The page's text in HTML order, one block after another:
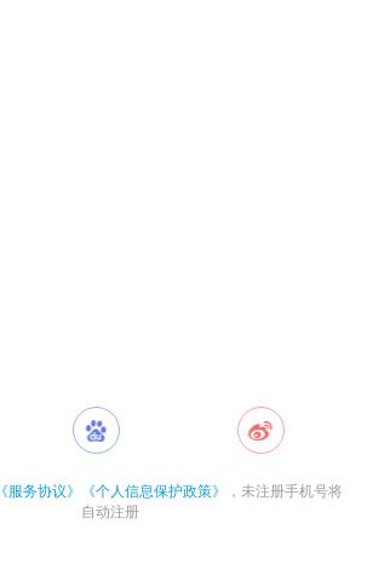
《服务协议》 《个人信息保护政策》
，未注册手机号将
自动注册